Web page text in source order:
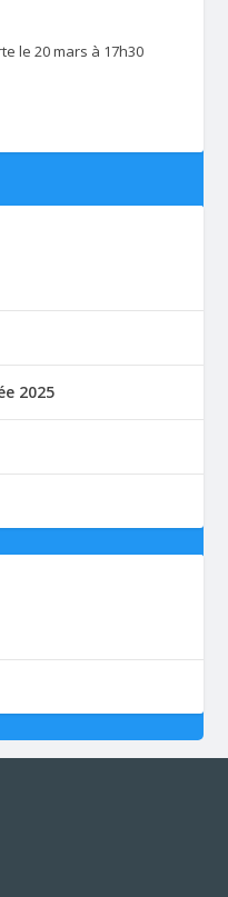
le 20 mars à 17h30
2025